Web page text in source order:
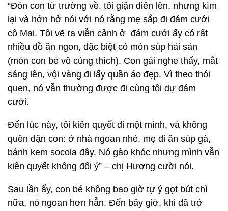
“Đón con từ trường về, tôi giận điên lên, nhưng kìm
lại và hớn hở nói với nó rằng mẹ sắp đi đám cưới
cô Mai. Tôi vẽ ra viễn cảnh ở đám cưới ấy có rất
nhiều đồ ăn ngon, đặc biệt có món súp hải sản
(món con bé vô cùng thích). Con gái nghe thấy, mắt
sáng lên, vội vàng đi lấy quần áo đẹp. Vì theo thói
quen, nó vẫn thường được đi cùng tôi dự đám
cưới.
Đến lúc này, tôi kiên quyết đi một mình, và không
quên dặn con: ở nhà ngoan nhé, mẹ đi ăn súp gà,
bánh kem socola đây. Nó gào khóc nhưng mình vẫn
kiên quyết không đổi ý” – chị Hương cười nói.
Sau lần ấy, con bé không bao giờ tự ý gọt bút chì
nữa, nó ngoan hơn hẳn. Đến bây giờ, khi đã trở